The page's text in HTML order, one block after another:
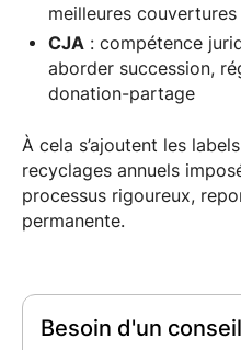
meilleures
CJA : compétence
aborder succession,
donation-partage
À cela s’ajoutent les
recyclages annuels
processus rigoureux,
permanente.
Besoin d'un